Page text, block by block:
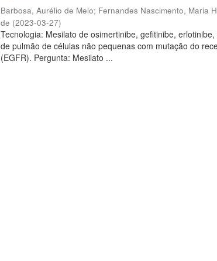
Barbosa, Aurélio de Melo; Fernandes Nascimento, Maria
de (2023-03-27)
Tecnologia: Mesilato de osimertinibe, gefitinibe,
de pulmão de células não pequenas com mutação do
(EGFR). Pergunta: Mesilato ...